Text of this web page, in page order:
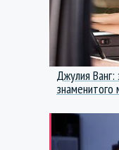
Джулия